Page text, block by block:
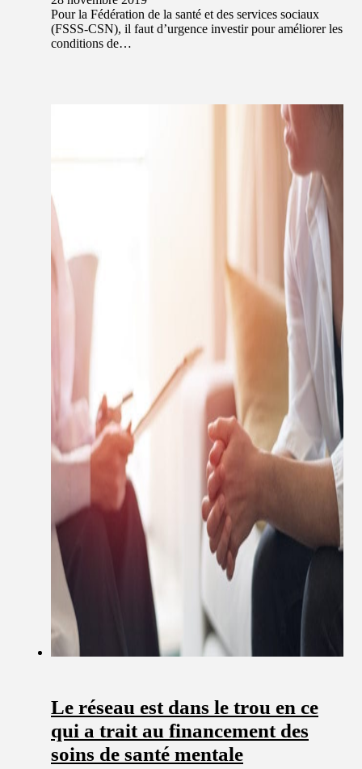
Pour la Fédération de la santé et des services sociaux
(FSSS-CSN), il faut d’urgence investir pour améliorer les
conditions de…
Le réseau est dans le trou en ce
qui a trait au financement des
soins de santé mentale